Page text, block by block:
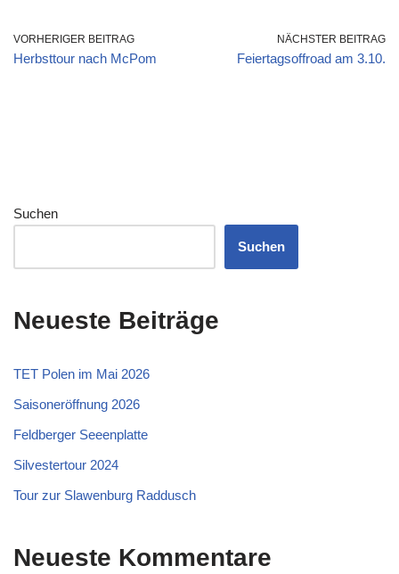
VORHERIGER BEITRAG
Herbsttour nach McPom
NÄCHSTER BEITRAG
Feiertagsoffroad am 3.10.
Suchen
Suchen
Neueste Beiträge
TET Polen im Mai 2026
Saisoneröffnung 2026
Feldberger Seeenplatte
Silvestertour 2024
Tour zur Slawenburg Raddusch
Neueste Kommentare